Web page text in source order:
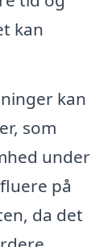
kan
kan
som
under
på
da det